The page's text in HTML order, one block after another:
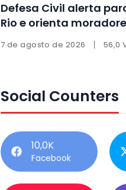
Defesa Civil alerta
Rio e orienta
7 de agosto de 2026 56,0
Social Counters
10,0K
Facebook